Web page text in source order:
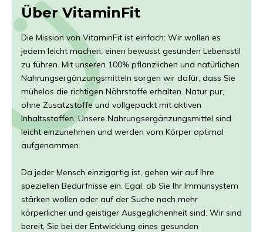
Über VitaminFit
Die Mission von VitaminFit ist einfach: Wir wollen es
jedem leicht machen, einen bewusst gesunden Lebensstil
zu führen. Mit unseren 100% pflanzlichen und natürlichen
Nahrungsergänzungsmitteln sorgen wir dafür, dass Sie
mühelos die richtigen Nährstoffe erhalten. Natur pur,
ohne Zusatzstoffe und vollgepackt mit aktiven
Inhaltsstoffen. Unsere Nahrungsergänzungsmittel sind
leicht einzunehmen und werden vom Körper optimal
aufgenommen.
Da jeder Mensch einzigartig ist, gehen wir auf Ihre
speziellen Bedürfnisse ein. Egal, ob Sie Ihr Immunsystem
stärken wollen oder auf der Suche nach mehr
körperlicher und geistiger Ausgeglichenheit sind. Wir sind
bereit, Sie bei der Entwicklung eines gesunden